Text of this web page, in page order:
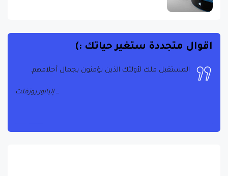
اقوال متجددة ستغير حياتك :)
المستقبل ملك لأولئك الذين يؤمنون بجمال أحلامهم.
إليانور روزفلت